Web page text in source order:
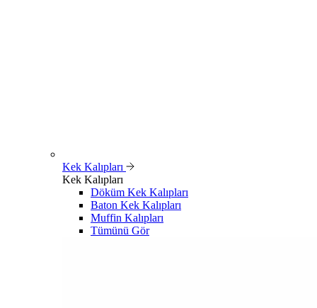
Kek Kalıpları
Kek Kalıpları
Döküm Kek Kalıpları
Baton Kek Kalıpları
Muffin Kalıpları
Tümünü Gör